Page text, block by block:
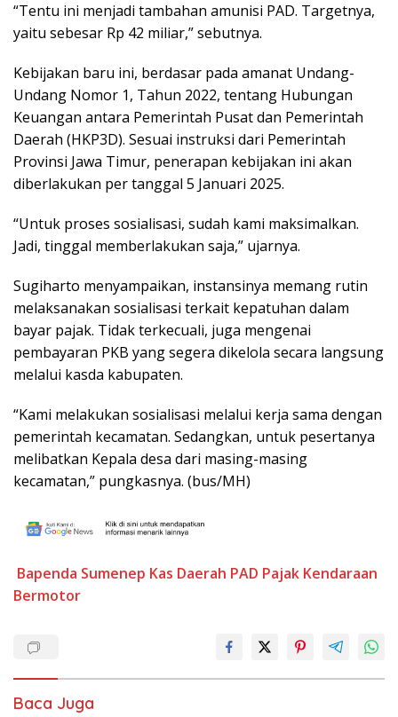
“Tentu ini menjadi tambahan amunisi PAD. Targetnya,
yaitu sebesar Rp 42 miliar,” sebutnya.
Kebijakan baru ini, berdasar pada amanat Undang-
Undang Nomor 1, Tahun 2022, tentang Hubungan
Keuangan antara Pemerintah Pusat dan Pemerintah
Daerah (HKP3D). Sesuai instruksi dari Pemerintah
Provinsi Jawa Timur, penerapan kebijakan ini akan
diberlakukan per tanggal 5 Januari 2025.
“Untuk proses sosialisasi, sudah kami maksimalkan.
Jadi, tinggal memberlakukan saja,” ujarnya.
Sugiharto menyampaikan, instansinya memang rutin
melaksanakan sosialisasi terkait kepatuhan dalam
bayar pajak. Tidak terkecuali, juga mengenai
pembayaran PKB yang segera dikelola secara langsung
melalui kasda kabupaten.
“Kami melakukan sosialisasi melalui kerja sama dengan
pemerintah kecamatan. Sedangkan, untuk pesertanya
melibatkan Kepala desa dari masing-masing
kecamatan,” pungkasnya. (bus/MH)
Bapenda Sumenep Kas Daerah PAD Pajak Kendaraan
Bermotor
Baca Juga